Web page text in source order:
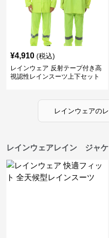
¥4,910 (税込)
レインウェア 反射テープ付き高
視認性レインスーツ上下セット
レインウェアの
レインウェアレイン ジャ